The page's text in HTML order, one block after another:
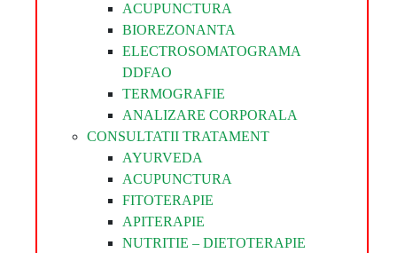
ACUPUNCTURA
BIOREZONANTA
ELECTROSOMATOGRAMA
DDFAO
TERMOGRAFIE
ANALIZARE CORPORALA
CONSULTATII TRATAMENT
AYURVEDA
ACUPUNCTURA
FITOTERAPIE
APITERAPIE
NUTRITIE – DIETOTERAPIE